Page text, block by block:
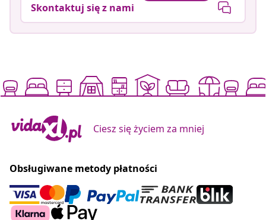
Skontaktuj się z nami
Ciesz się życiem za mniej
Obsługiwane metody płatności